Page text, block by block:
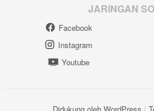
JARINGAN
Facebook
Instagram
Youtube